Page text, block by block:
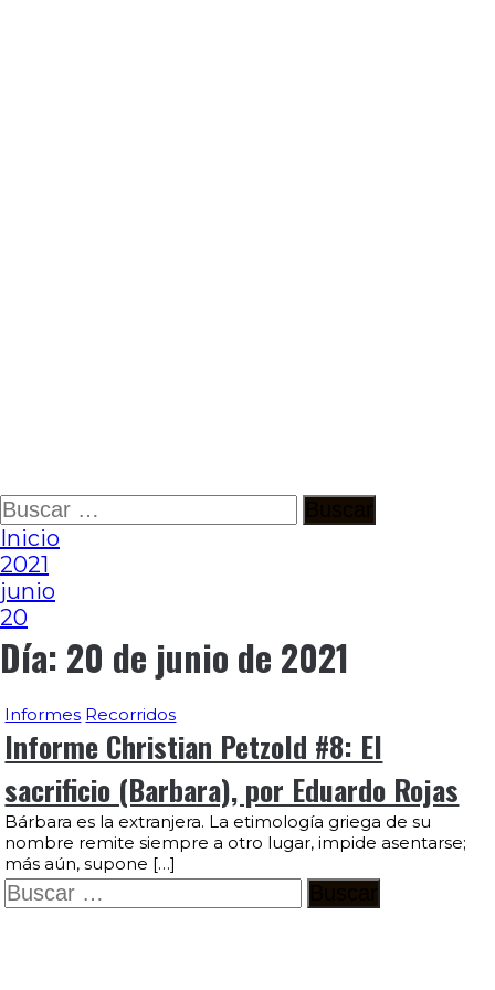
Ir
al
contenido
Buscar:
Inicio
2021
junio
20
Día: 20 de junio de 2021
Informes Recorridos
Informe Christian Petzold #8: El
sacrificio (Barbara), por Eduardo Rojas
Bárbara es la extranjera. La etimología griega de su
nombre remite siempre a otro lugar, impide asentarse;
más aún, supone […]
Buscar: